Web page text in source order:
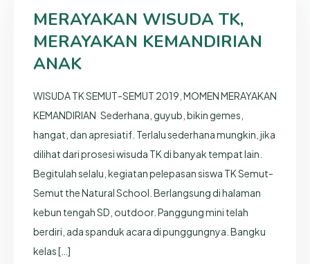
MERAYAKAN WISUDA TK,
MERAYAKAN KEMANDIRIAN
ANAK
WISUDA TK SEMUT-SEMUT 2019, MOMEN MERAYAKAN
KEMANDIRIAN Sederhana, guyub, bikin gemes,
hangat, dan apresiatif. Terlalu sederhana mungkin, jika
dilihat dari prosesi wisuda TK di banyak tempat lain.
Begitulah selalu, kegiatan pelepasan siswa TK Semut-
Semut the Natural School. Berlangsung di halaman
kebun tengah SD, outdoor. Panggung mini telah
berdiri, ada spanduk acara di punggungnya. Bangku
kelas […]